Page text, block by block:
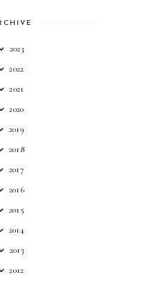
2023
2022
2021
2020
2019
2018
2017
2016
2015
2014
2013
2012